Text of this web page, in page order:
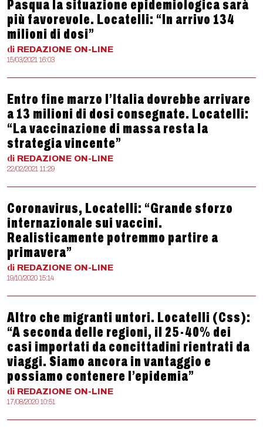
Pasqua la situazione epidemiologica sarà
più favorevole. Locatelli: “In arrivo 134
milioni di dosi”
di REDAZIONE ON-LINE
15/03/2021 16:03
Entro fine marzo l’Italia dovrebbe arrivare
a 13 milioni di dosi consegnate. Locatelli:
“La vaccinazione di massa resta la
strategia vincente”
di REDAZIONE ON-LINE
22/02/2021 11:29
Coronavirus, Locatelli: “Grande sforzo
internazionale sui vaccini.
Realisticamente potremmo partire a
primavera”
di REDAZIONE ON-LINE
19/10/2020 15:14
Altro che migranti untori. Locatelli (Css):
“A seconda delle regioni, il 25-40% dei
casi importati da concittadini rientrati da
viaggi. Siamo ancora in vantaggio e
possiamo contenere l’epidemia”
di REDAZIONE ON-LINE
17/08/2020 10:51